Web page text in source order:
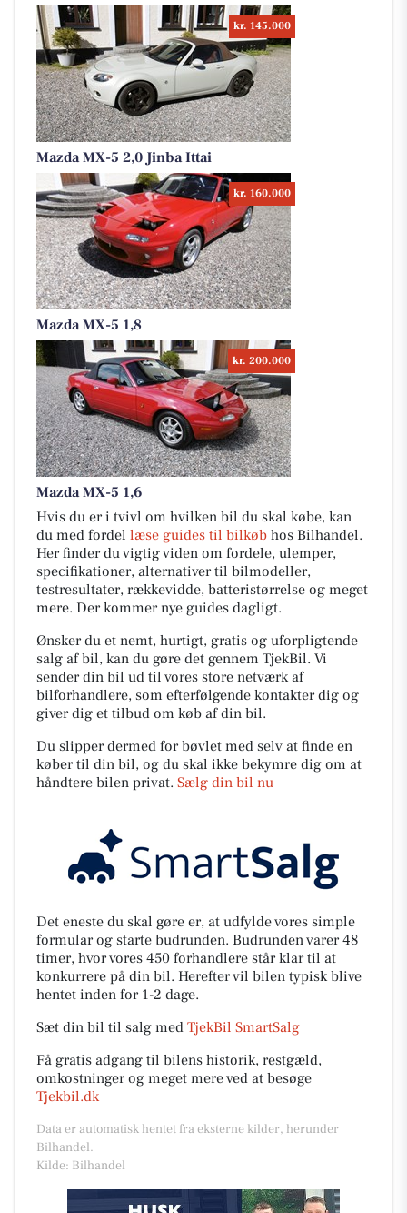
kr. 145.000
Mazda MX-5 2,0 Jinba Ittai
kr. 160.000
Mazda MX-5 1,8
kr. 200.000
Mazda MX-5 1,6
Hvis du er i tvivl om hvilken bil du skal købe, kan
du med fordel læse guides til bilkøb hos Bilhandel.
Her finder du vigtig viden om fordele, ulemper,
specifikationer, alternativer til bilmodeller,
testresultater, rækkevidde, batteristørrelse og meget
mere. Der kommer nye guides dagligt.
Ønsker du et nemt, hurtigt, gratis og uforpligtende
salg af bil, kan du gøre det gennem TjekBil. Vi
sender din bil ud til vores store netværk af
bilforhandlere, som efterfølgende kontakter dig og
giver dig et tilbud om køb af din bil.
Du slipper dermed for bøvlet med selv at finde en
køber til din bil, og du skal ikke bekymre dig om at
håndtere bilen privat. Sælg din bil nu
Det eneste du skal gøre er, at udfylde vores simple
formular og starte budrunden. Budrunden varer 48
timer, hvor vores 450 forhandlere står klar til at
konkurrere på din bil. Herefter vil bilen typisk blive
hentet inden for 1-2 dage.
Sæt din bil til salg med TjekBil SmartSalg
Få gratis adgang til bilens historik, restgæld,
omkostninger og meget mere ved at besøge
Tjekbil.dk
Data er automatisk hentet fra eksterne kilder, herunder
Bilhandel.
Kilde: Bilhandel